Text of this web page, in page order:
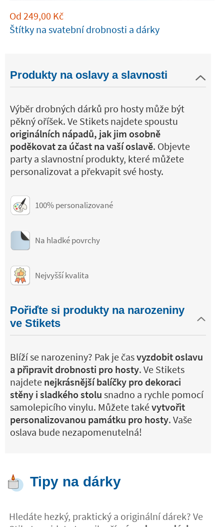
Od 249,00 Kč
Štítky na svatební drobnosti a dárky
Produkty na oslavy a slavnosti
Výběr drobných dárků pro hosty může být
pěkný oříšek. Ve Stikets najdete spoustu
originálních nápadů, jak jim osobně
poděkovat za účast na vaší oslavě. Objevte
party a slavnostní produkty, které můžete
personalizovat a překvapit své hosty.
100% personalizované
Na hladké povrchy
Nejvyšší kvalita
Pořiďte si produkty na narozeniny
ve Stikets
Blíží se narozeniny? Pak je časvyzdobit oslavu
a připravit drobnosti pro hosty. Ve Stikets
najdete nejkrásnější balíčky pro dekoraci
stěny i sladkého stolu snadno a rychle pomocí
samolepicího vinylu. Můžete takévytvořit
personalizovanou památku pro hosty. Vaše
oslava bude nezapomenutelná!
Tipy na dárky
Hledáte hezký, praktický a originální dárek? Ve